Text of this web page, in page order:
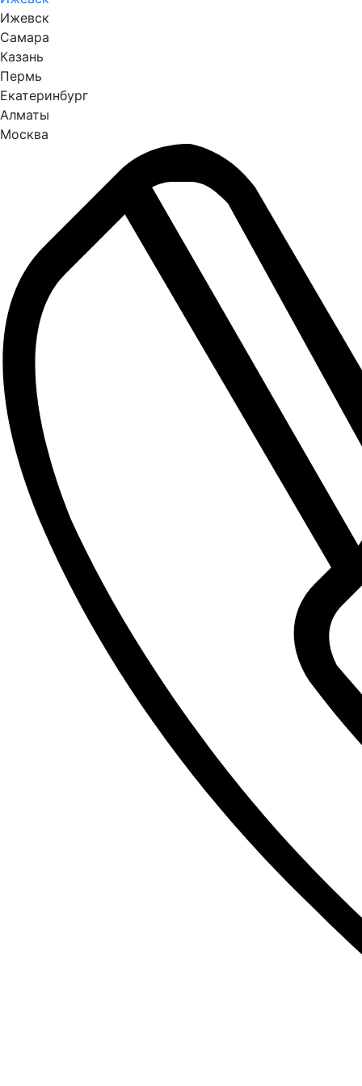
Ижевск
Самара
Казань
Пермь
Екатеринбург
Алматы
Москва